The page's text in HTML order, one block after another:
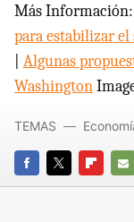
Más Información:
para estabilizar
Algunas
Washington
FACEBOOK
TWITTER
E-
TEMAS